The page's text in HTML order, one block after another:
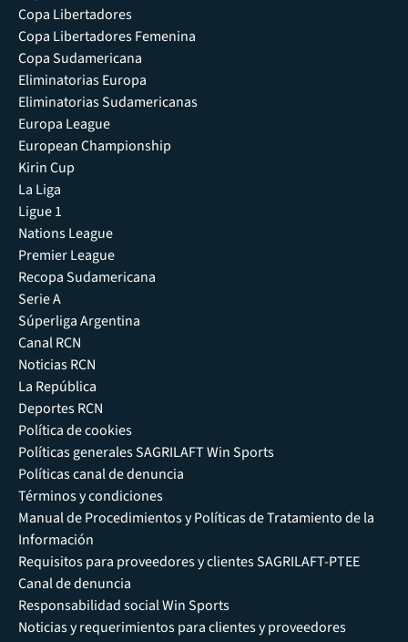
Copa Libertadores
Copa Libertadores Femenina
Copa Sudamericana
Eliminatorias Europa
Eliminatorias Sudamericanas
Europa League
European Championship
Kirin Cup
La Liga
Ligue 1
Nations League
Premier League
Recopa Sudamericana
Serie A
Súperliga Argentina
Canal RCN
Noticias RCN
La República
Deportes RCN
Política de cookies
Políticas generales SAGRILAFT Win Sports
Políticas canal de denuncia
Términos y condiciones
Manual de Procedimientos y Políticas de Tratamiento de la
Información
Requisitos para proveedores y clientes SAGRILAFT-PTEE
Canal de denuncia
Responsabilidad social Win Sports
Noticias y requerimientos para clientes y proveedores